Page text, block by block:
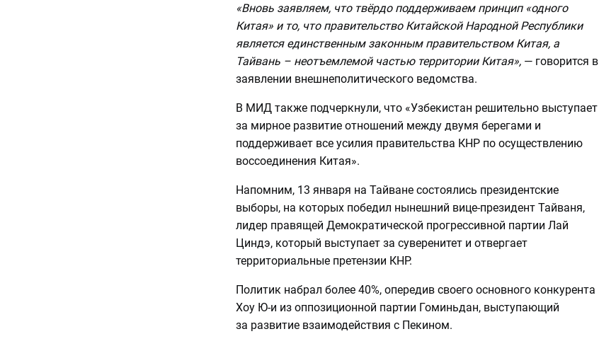
«Вновь заявляем, что твёрдо поддерживаем принцип «одного
Китая» и то, что правительство Китайской Народной Республики
является единственным законным правительством Китая, а
Тайвань – неотъемлемой частью территории Китая»,— говорится в
заявлении внешнеполитического ведомства.
В МИД также подчеркнули, что «Узбекистан решительно выступает
за мирное развитие отношений между двумя берегами и
поддерживает все усилия правительства КНР по осуществлению
воссоединения Китая».
Напомним, 13 января на Тайване состоялись президентские
выборы, на которых победил нынешний вице-президент Тайваня,
лидер правящей Демократической прогрессивной партии Лай
Циндэ, который выступает за суверенитет и отвергает
территориальные претензии КНР.
Политик набрал более 40%, опередив своего основного конкурента
Хоу Ю-и из оппозиционной партии Гоминьдан, выступающий
за развитие взаимодействия с Пекином.